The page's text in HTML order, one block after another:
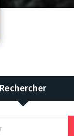
Rechercher